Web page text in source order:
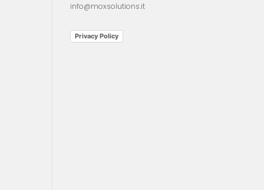
info@moxsolutions.it
Privacy Policy